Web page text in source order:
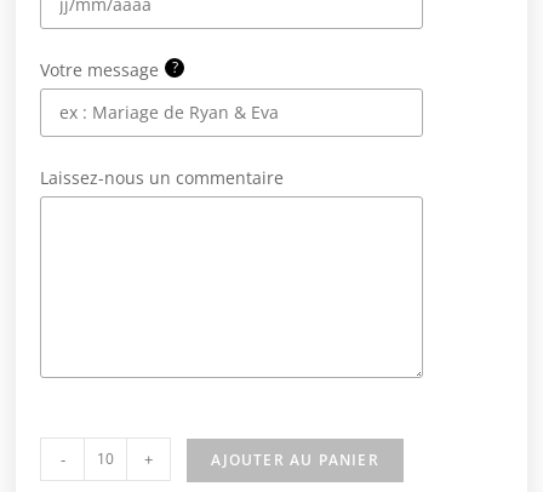
Votre message ?
Laissez-nous un commentaire
- + AJOUTER AU PANIER